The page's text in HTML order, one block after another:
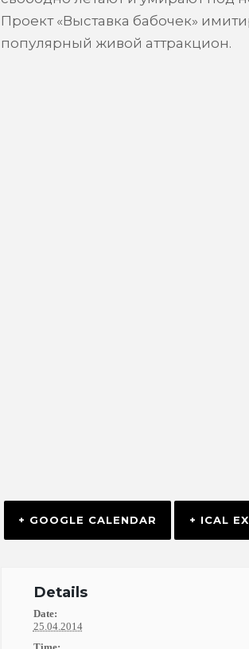
Проект «Выставка бабочек»
популярный живой аттракцион.
+ GOOGLE CALENDAR + ICAL
Details
Date:
25.04.2014